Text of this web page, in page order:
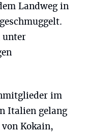
Landweg in
unter
im
Italien gelang
Kokain,